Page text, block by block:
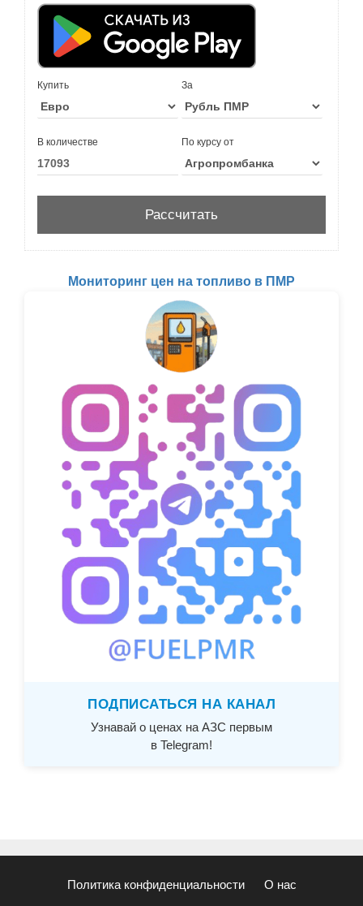
Купить За
В количестве По курсу от
Мониторинг цен на топливо в ПМР
ПОДПИСАТЬСЯ НА КАНАЛ
Узнавай о ценах на АЗС первым
в Telegram!
Политика конфиденциальности О нас